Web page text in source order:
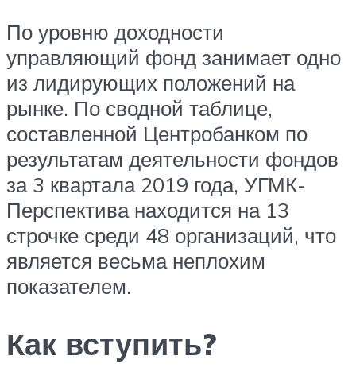
По уровню доходности
управляющий фонд занимает одно
из лидирующих положений на
рынке. По сводной таблице,
составленной Центробанком по
результатам деятельности фондов
за 3 квартала 2019 года, УГМК-
Перспектива находится на 13
строчке среди 48 организаций, что
является весьма неплохим
показателем.
Как вступить?